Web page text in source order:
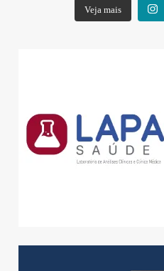
Veja mais